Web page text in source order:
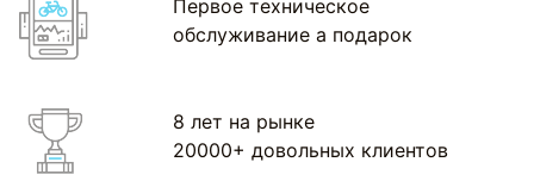
Первое техническое
обслуживание а подарок
8 лет на рынке
20000+ довольных клиентов